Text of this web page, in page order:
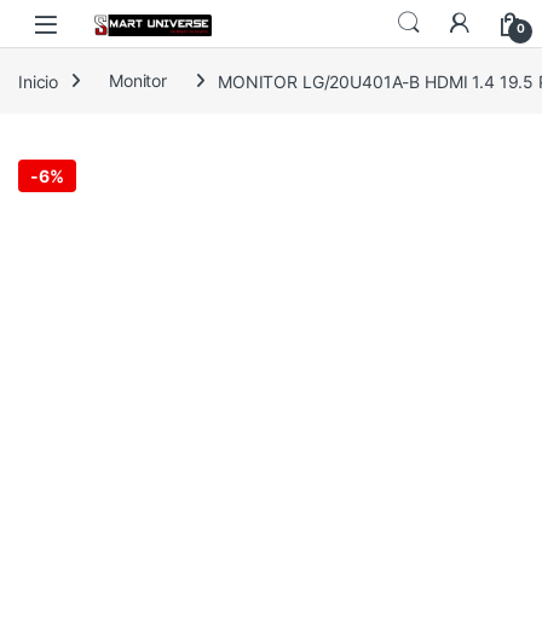
Skip to navigation
Skip to content
0
Inicio Monitor MONITOR LG/20U401A-B HDMI 1.4 19.5
-6%